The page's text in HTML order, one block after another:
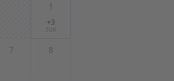
1
+3
EUR
7 8